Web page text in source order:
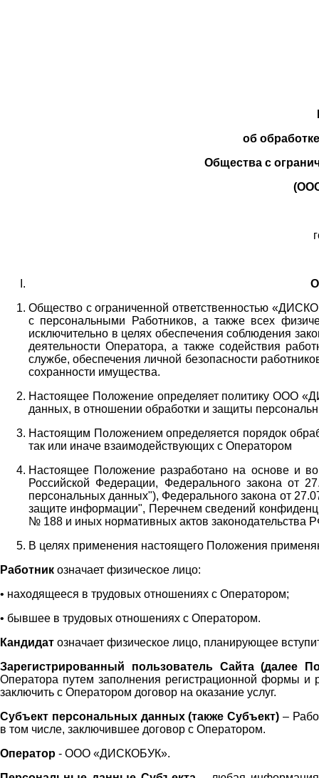
об
Общества с
Общество с ограниченной ответственностью
с персональными Работников, а также всех
исключительно в целях обеспечения соблюдения
деятельности Оператора,а также содействия
службе, обеспечения личной безопасности
сохранности имущества.
Настоящее Положение определяет политику ООО
данных, в отношении обработки и защиты
Настоящим Положением определяется порядок
так или иначе взаимодействующих с Оператором
Настоящее Положение разработано на основе и во
Российской Федерации, Федерального закона
персональных данных"), Федерального закона от
защите информации", Перечнем сведений
№ 188 и иных нормативных актов законодательства
В целях применения настоящего Положения
Работник означает физическое лицо:
• находящееся в трудовых отношениях с Оператором;
• бывшее в трудовых отношениях с Оператором.
Кандидат означает физическое лицо, планирующее
Зарегистрированный пользователь Сайта (далее
Оператора путем заполнения регистрационной формы и
заключить с Оператором договор на оказание услуг.
Субъект персональных данных (также Субъект) –
в том числе, заключившее договор с Оператором.
Оператор - ООО «ДИСКОБУК».